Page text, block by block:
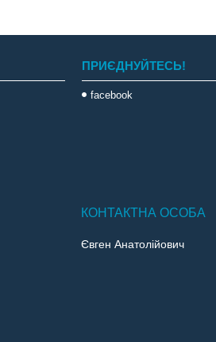
ПРИЄДНУЙТЕСЬ!
facebook
Євген Анатолійович